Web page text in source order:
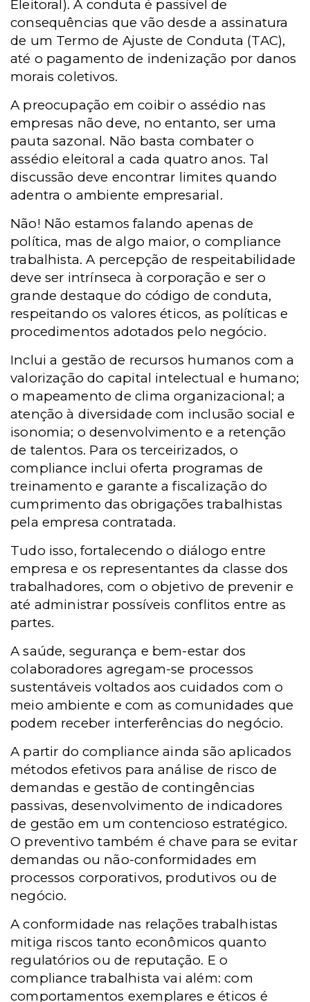
Eleitoral). A conduta é passível de
consequências que vão desde a assinatura
de um Termo de Ajuste de Conduta (TAC),
até o pagamento de indenização por danos
morais coletivos.
A preocupação em coibir o assédio nas
empresas não deve, no entanto, ser uma
pauta sazonal. Não basta combater o
assédio eleitoral a cada quatro anos. Tal
discussão deve encontrar limites quando
adentra o ambiente empresarial.
Não! Não estamos falando apenas de
política, mas de algo maior, o compliance
trabalhista. A percepção de respeitabilidade
deve ser intrínseca à corporação e ser o
grande destaque do código de conduta,
respeitando os valores éticos, as políticas e
procedimentos adotados pelo negócio.
Inclui a gestão de recursos humanos com a
valorização do capital intelectual e humano;
o mapeamento de clima organizacional; a
atenção à diversidade com inclusão social e
isonomia; o desenvolvimento e a retenção
de talentos. Para os terceirizados, o
compliance inclui oferta programas de
treinamento e garante a fiscalização do
cumprimento das obrigações trabalhistas
pela empresa contratada.
Tudo isso, fortalecendo o diálogo entre
empresa e os representantes da classe dos
trabalhadores, com o objetivo de prevenir e
até administrar possíveis conflitos entre as
partes.
A saúde, segurança e bem-estar dos
colaboradores agregam-se processos
sustentáveis voltados aos cuidados com o
meio ambiente e com as comunidades que
podem receber interferências do negócio.
A partir do compliance ainda são aplicados
métodos efetivos para análise de risco de
demandas e gestão de contingências
passivas, desenvolvimento de indicadores
de gestão em um contencioso estratégico.
O preventivo também é chave para se evitar
demandas ou não-conformidades em
processos corporativos, produtivos ou de
negócio.
A conformidade nas relações trabalhistas
mitiga riscos tanto econômicos quanto
regulatórios ou de reputação. E o
compliance trabalhista vai além: com
comportamentos exemplares e éticos é